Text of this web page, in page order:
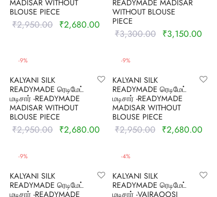
MADISAR WITHOUT
BLOUSE PIECE
₹2,950.00
Original
₹2,680.00
Current
price is:
READYMADE MADISAR
WITHOUT BLOUSE
PIECE
₹3,300.00
Original
₹3,150.00
-9%
KALYANI SILK
READYMADE ரெடிமேட்
மடிசார் -READYMADE
MADISAR WITHOUT
BLOUSE PIECE
₹2,950.00
Original
₹2,680.00
Current
₹2,680.00.
-9%
KALYANI SILK
READYMADE ரெடிமேட்
மடிசார் -READYMADE
MADISAR WITHOUT
BLOUSE PIECE
₹2,950.00
Original
₹2,680.00
-9%
KALYANI SILK
READYMADE ரெடிமேட்
மடிசார் -READYMADE
-4%
KALYANI SILK
READYMADE ரெடிமேட்
மடிசார் -VAIRAOOSI